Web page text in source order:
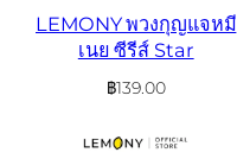
LEMONY พวงกุญแจหมี
เนย ซีรีส์ Star
฿139.00